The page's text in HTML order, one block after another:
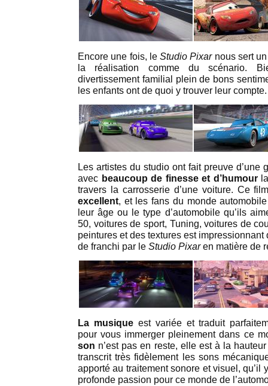
Encore une fois, leStudio Pixarnous sert
la réalisation comme du scénario.
divertissement familial plein de bons
les enfants ont de quoi y trouver leur compte.
Les artistes du studio ont fait preuve d’une
avec beaucoup de finesse et d’humour
travers la carrosserie d’une voiture. Ce
excellent, et les fans du monde
leur âge ou le type d’automobile qu’ils
50, voitures de sport, Tuning, voitures de
peintures et des textures est
de franchi par le Studio Pixaren matière de
La musiqueest variée et traduit
pour vous immerger pleinement dans ce
son n’est pas en reste, elle est à la
transcrit très fidèlement les sons
apporté au traitement sonore et visuel, qu’il
profonde passion pour ce monde de